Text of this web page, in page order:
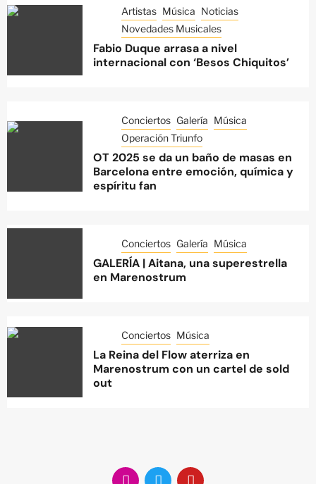
Artistas Música Noticias
Novedades Musicales
Fabio Duque arrasa a nivel
internacional con ‘Besos Chiquitos’
Conciertos Galería Música
Operación Triunfo
OT 2025 se da un baño de masas en
Barcelona entre emoción, química y
espíritu fan
Conciertos Galería Música
GALERÍA | Aitana, una superestrella
en Marenostrum
Conciertos Música
La Reina del Flow aterriza en
Marenostrum con un cartel de sold
out